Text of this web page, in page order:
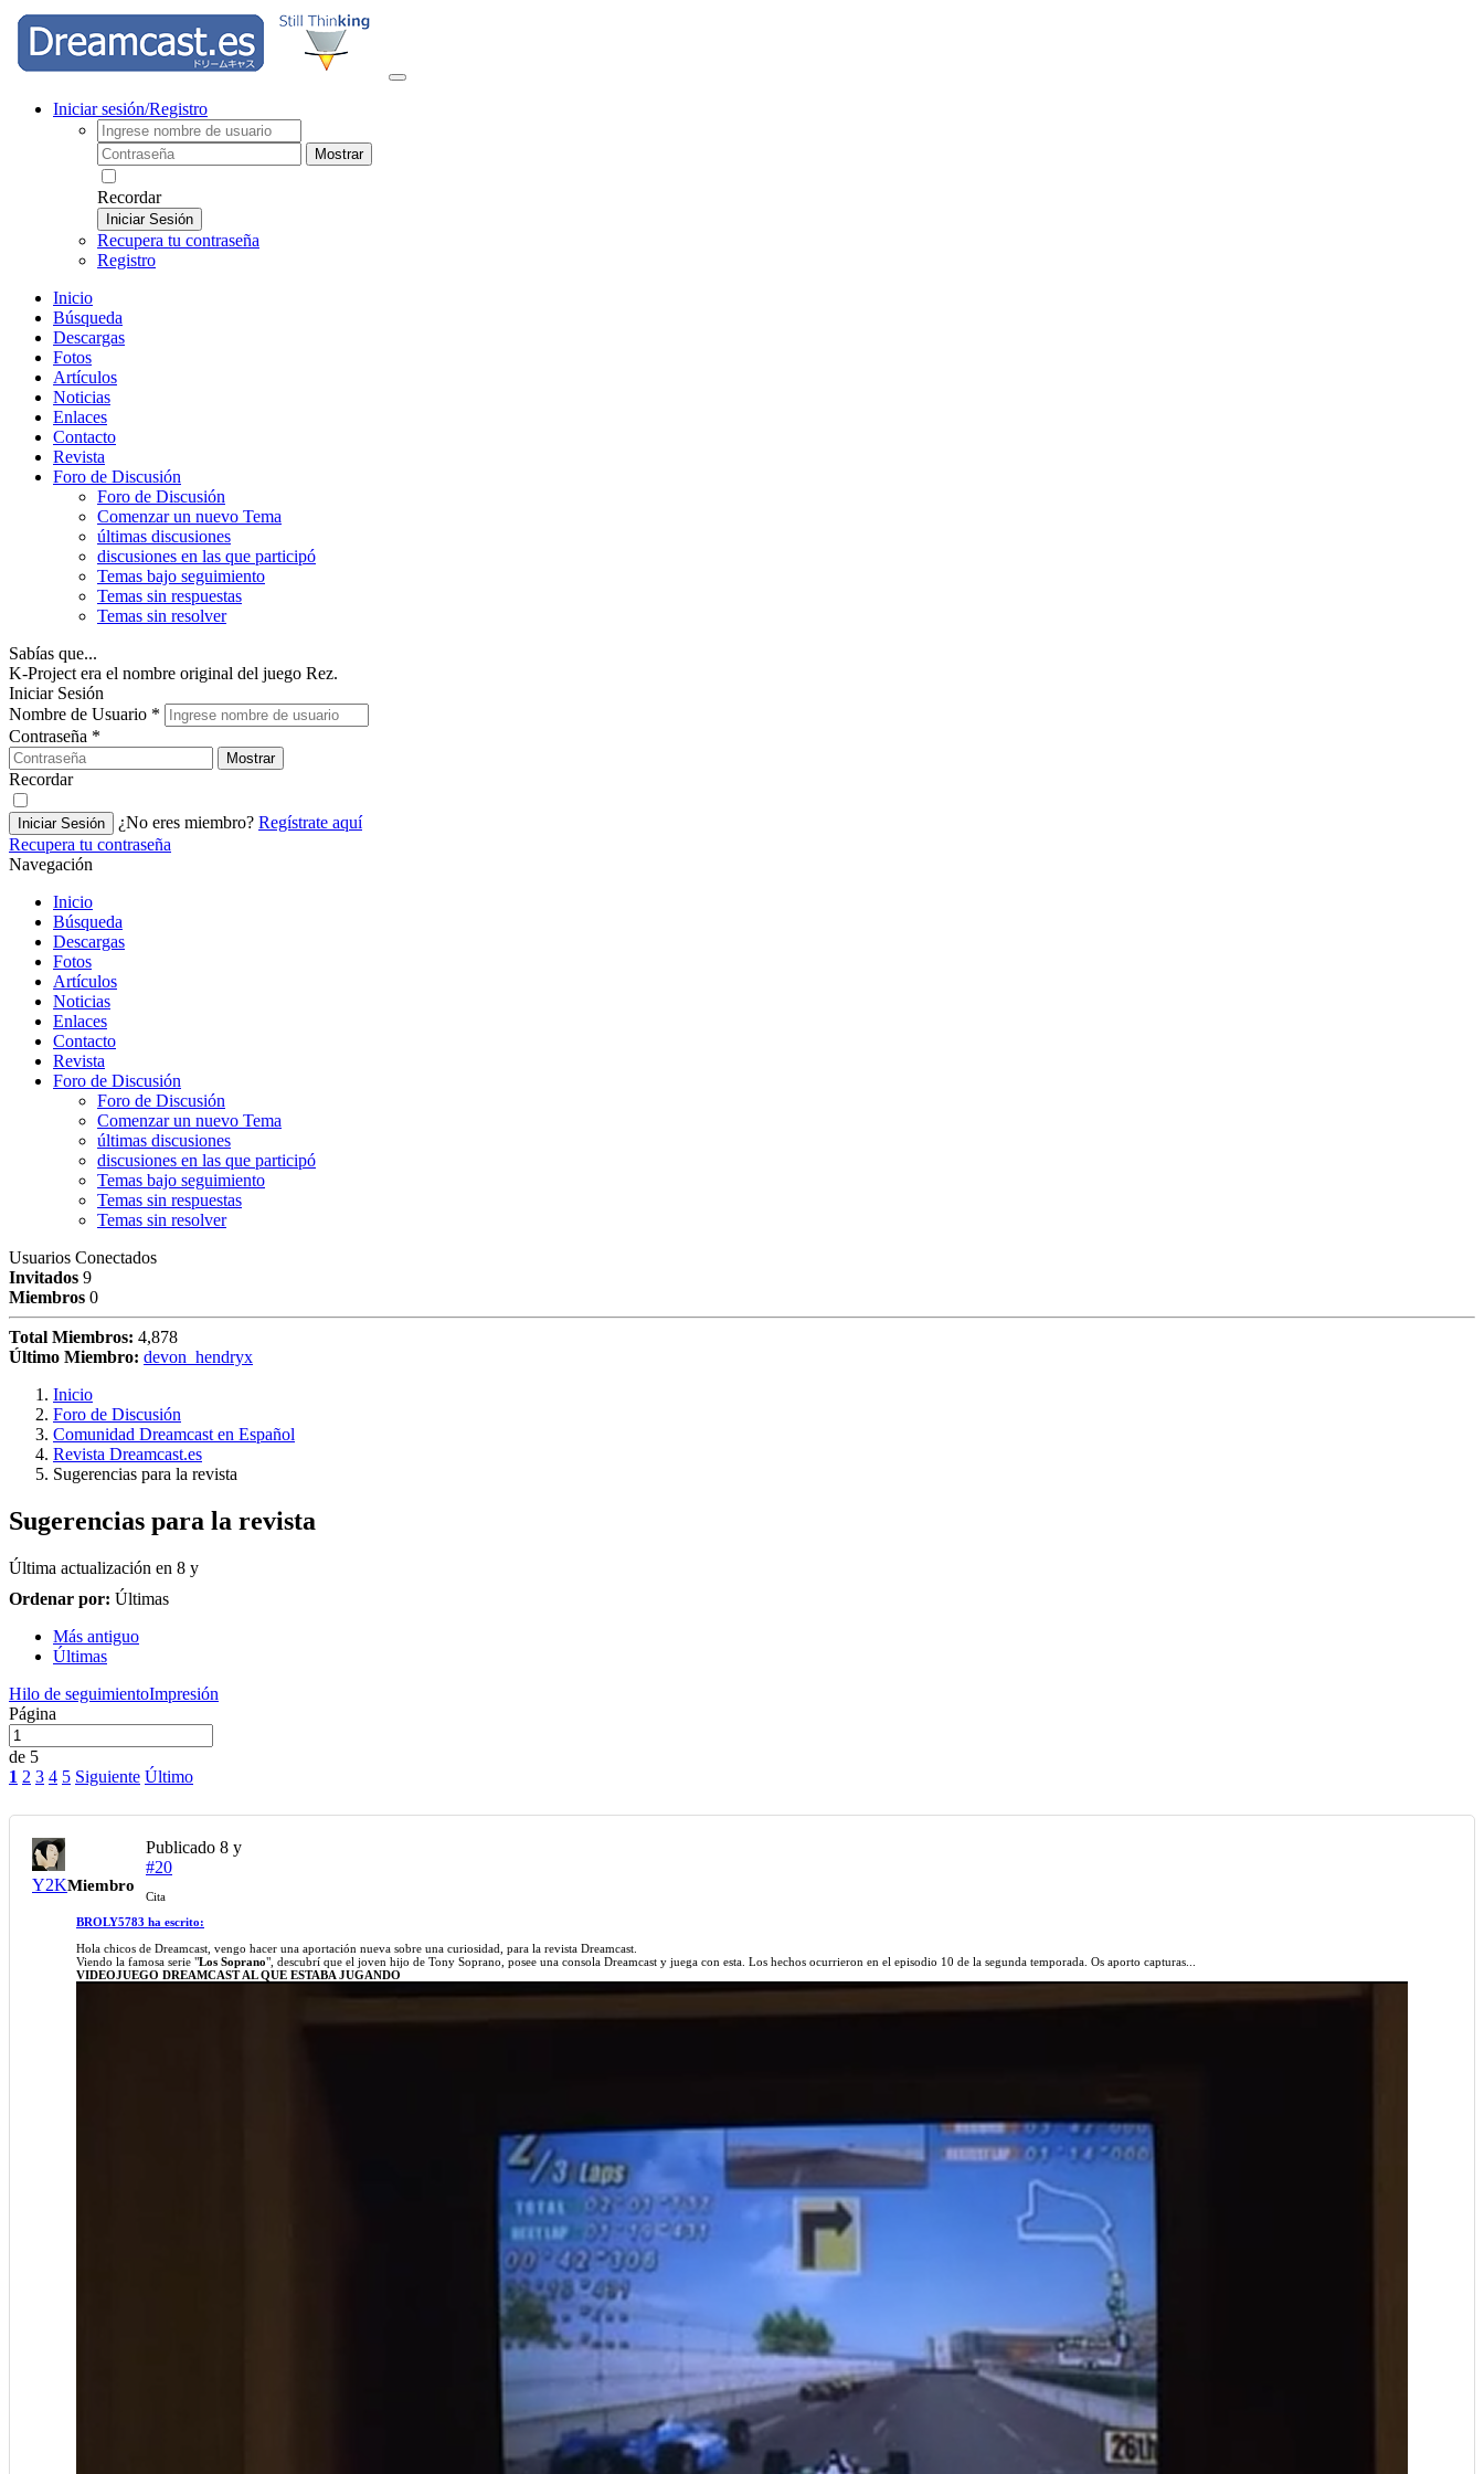
Iniciar sesión/Registro
Mostrar
Recordar
Iniciar Sesión
Recupera tu contraseña
Registro
Inicio
Búsqueda
Descargas
Fotos
Artículos
Noticias
Enlaces
Contacto
Revista
Foro de Discusión
Foro de Discusión
Comenzar un nuevo Tema
últimas discusiones
discusiones en las que participó
Temas bajo seguimiento
Temas sin respuestas
Temas sin resolver
Sabías que...
K-Project era el nombre original del juego Rez.
Iniciar Sesión
Nombre de Usuario *
Contraseña *
Mostrar
Recordar
Iniciar Sesión ¿No eres miembro? Regístrate aquí
Recupera tu contraseña
Navegación
Inicio
Búsqueda
Descargas
Fotos
Artículos
Noticias
Enlaces
Contacto
Revista
Foro de Discusión
Foro de Discusión
Comenzar un nuevo Tema
últimas discusiones
discusiones en las que participó
Temas bajo seguimiento
Temas sin respuestas
Temas sin resolver
Usuarios Conectados
Invitados 9
Miembros 0
Total Miembros: 4,878
Último Miembro: devon_hendryx
Inicio
Foro de Discusión
Comunidad Dreamcast en Español
Revista Dreamcast.es
Sugerencias para la revista
Sugerencias para la revista
Última actualización en 8 y
Ordenar por: Últimas
Más antiguo
Últimas
Hilo de seguimientoImpresión
Página
de 5
1 2 3 4 5 Siguiente Último
Y2KMiembro
Publicado 8 y
#20
Cita
BROLY5783 ha escrito:
Hola chicos de Dreamcast, vengo hacer una aportación nueva sobre una curiosidad, para la revista Dreamcast.
Viendo la famosa serie "Los Soprano", descubrí que el joven hijo de Tony Soprano, posee una consola Dreamcast y juega con esta. Los hechos ocurrieron en el episodio 10 de la segunda temporada. Os aporto capturas...
VIDEOJUEGO DREAMCAST AL QUE ESTABA JUGANDO